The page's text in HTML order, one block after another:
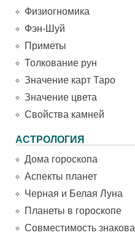
Физиогномика
Фэн-Шуй
Приметы
Толкование рун
Значение карт Таро
Значение цвета
Свойства камней
АСТРОЛОГИЯ
Дома гороскопа
Аспекты планет
Черная и Белая Луна
Планеты в гороскопе
Совместимость знакова